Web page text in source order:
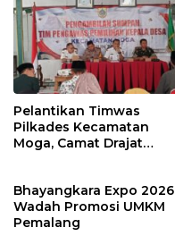
Pelantikan Timwas
Pilkades Kecamatan
Moga, Camat Drajat
Bhayangkara Expo 2026
Wadah Promosi UMKM
Pemalang